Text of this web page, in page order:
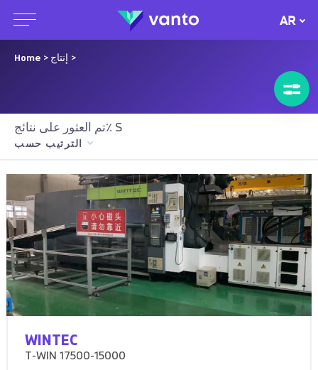
AR
Home > إنتاج >
تم العثور على نتائج٪ S
الترتيب حسب
WINTEC
T-WIN 17500-15000